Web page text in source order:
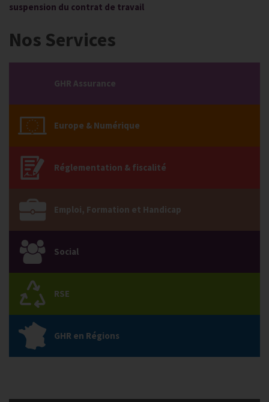
suspension du contrat de travail
Nos Services
GHR Assurance
Europe & Numérique
Réglementation & fiscalité
Emploi, Formation et Handicap
Social
RSE
GHR en Régions